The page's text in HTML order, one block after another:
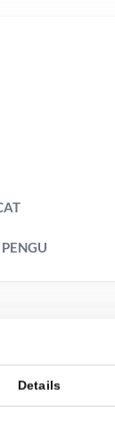
Details
tendrías hoy si
cost averaging
PENGU